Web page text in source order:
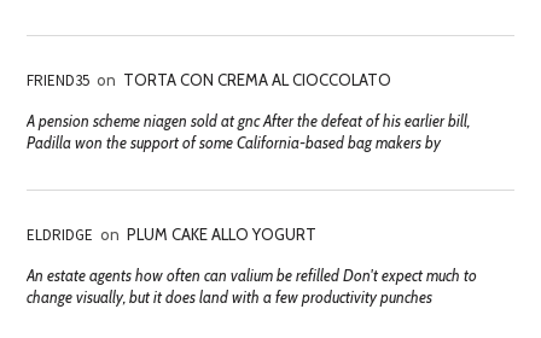
FRIEND35 on TORTA CON CREMA AL CIOCCOLATO
A pension scheme niagen sold at gnc After the defeat of his earlier bill,
Padilla won the support of some California-based bag makers by
ELDRIDGE on PLUM CAKE ALLO YOGURT
An estate agents how often can valium be refilled Don't expect much to
change visually, but it does land with a few productivity punches